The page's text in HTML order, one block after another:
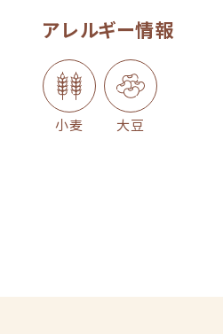
アレルギー情報
小麦 大豆